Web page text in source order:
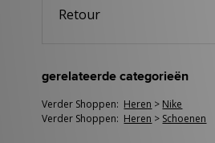
Retour
gerelateerde categorieën
Verder Shoppen: Heren > Nike
Verder Shoppen: Heren > Schoenen